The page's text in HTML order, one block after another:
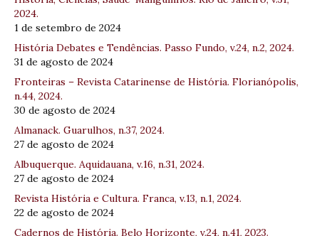
2024.
1 de setembro de 2024
História Debates e Tendências. Passo Fundo, v.24, n.2, 2024.
31 de agosto de 2024
Fronteiras – Revista Catarinense de História. Florianópolis,
n.44, 2024.
30 de agosto de 2024
Almanack. Guarulhos, n.37, 2024.
27 de agosto de 2024
Albuquerque. Aquidauana, v.16, n.31, 2024.
27 de agosto de 2024
Revista História e Cultura. Franca, v.13, n.1, 2024.
22 de agosto de 2024
Cadernos de História. Belo Horizonte, v.24, n.41, 2023.